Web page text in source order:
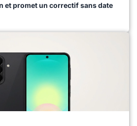
et promet un correctif sans date